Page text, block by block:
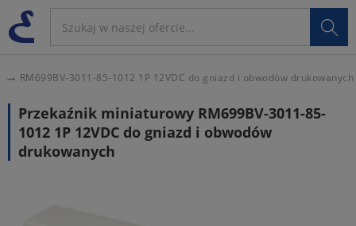

RM699BV-3011-85-1012 1P 12VDC do gniazd i obwodów drukowanych
Przekaźnik miniaturowy RM699BV-3011-85-
1012 1P 12VDC do gniazd i obwodów
drukowanych